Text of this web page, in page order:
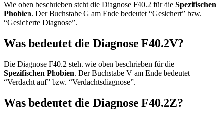
Wie oben beschrieben steht die Diagnose F40.2 für die Spezifischen
Phobien. Der Buchstabe G am Ende bedeutet “Gesichert” bzw.
“Gesicherte Diagnose”.
Was bedeutet die Diagnose F40.2V?
Die Diagnose F40.2 steht wie oben beschrieben für die
Spezifischen Phobien. Der Buchstabe V am Ende bedeutet
“Verdacht auf” bzw. “Verdachtsdiagnose”.
Was bedeutet die Diagnose F40.2Z?